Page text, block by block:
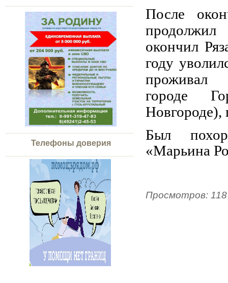
Телефоны доверия
После
окончил
году
городе
Новгороде),
Был
«Марьина
Просмотров: 118